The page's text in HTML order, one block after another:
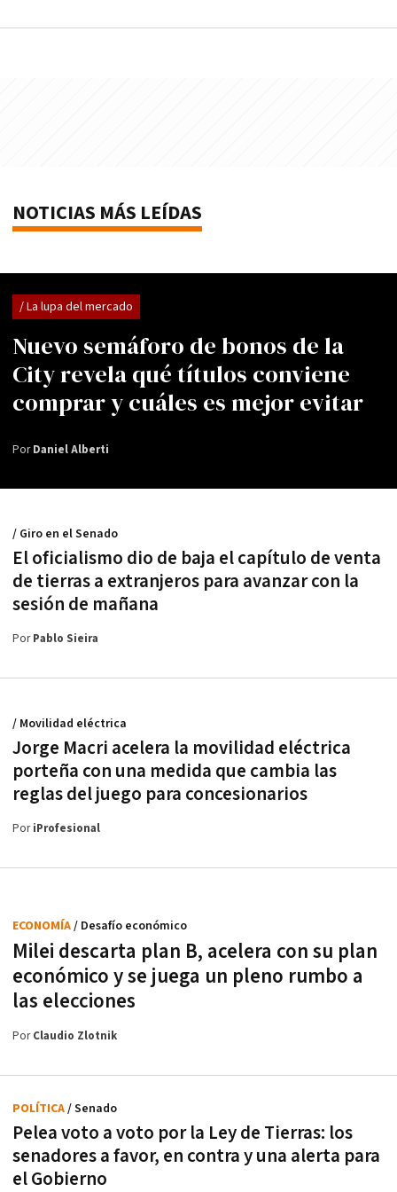
NOTICIAS MÁS LEÍDAS
Nuevo semáforo de bonos de la
City revela qué títulos conviene
comprar y cuáles es mejor evitar
/ La lupa del mercado
PorDaniel Alberti
El oficialismo dio de baja el capítulo de venta
de tierras a extranjeros para avanzar con la
sesión de mañana
/ Giro en el Senado
PorPablo Sieira
Jorge Macri acelera la movilidad eléctrica
porteña con una medida que cambia las
reglas del juego para concesionarios
/ Movilidad eléctrica
PoriProfesional
Milei descarta plan B, acelera con su plan
económico y se juega un pleno rumbo a
las elecciones
ECONOMÍA/ Desafío económico
PorClaudio Zlotnik
Pelea voto a voto por la Ley de Tierras: los
senadores a favor, en contra y una alerta para
el Gobierno
POLÍTICA/ Senado